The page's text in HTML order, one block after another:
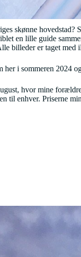
skønne
en lille guide
billeder er taget med
i sommeren 2024
hvor mine
til enhver. Priserne